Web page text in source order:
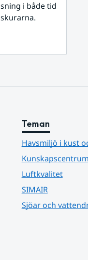
i både tid
Teman
Havsmiljö i kust
Luftkvalitet
SIMAIR
Sjöar och